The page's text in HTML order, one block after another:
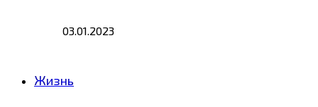
03.01.2023
Жизнь